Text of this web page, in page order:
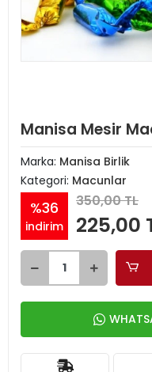
Manisa Mesir
Marka: Manisa Birlik
Kategori: Macunlar
%36
indirim
350,00 TL
225,00